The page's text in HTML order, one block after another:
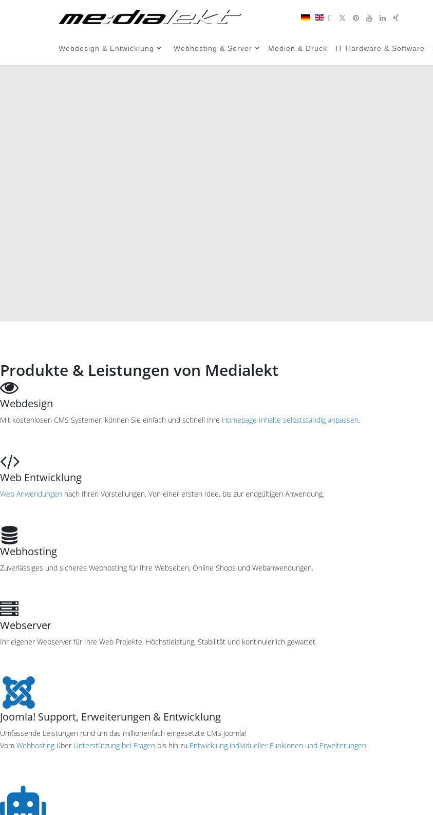
Webdesign & Entwicklung Webhosting & Server Medien & Druck IT Hardware & Software
Produkte & Leistungen von Medialekt
Webdesign
Mit kostenlosen CMS Systemen können Sie einfach und schnell Ihre Homepage Inhalte selbstständig anpassen.
Web Entwicklung
Web Anwendungen nach Ihren Vorstellungen. Von einer ersten Idee, bis zur endgültigen Anwendung.
Webhosting
Zuverlässiges und sicheres Webhosting für Ihre Webseiten, Online Shops und Webanwendungen.
Webserver
Ihr eigener Webserver für Ihre Web Projekte. Höchstleistung, Stabilität und kontinuierlich gewartet.
Joomla! Support, Erweiterungen & Entwicklung
Umfassende Leistungen rund um das millionenfach eingesetzte CMS Joomla!
Vom Webhosting über Unterstützung bei Fragen bis hin zu Entwicklung individueller Funkionen und Erweiterungen.